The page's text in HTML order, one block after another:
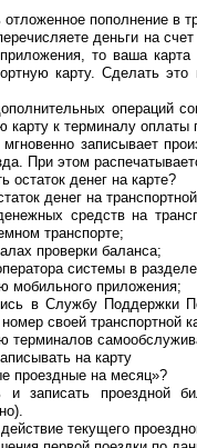
отложенное пополнение в
деньги на
то ваша
карту. Сделать
операций
карту к терминалу оплаты
записывает
При этом
остаток денег на карте?
денег на
средств на
транспорте;
проверки баланса;
системы в
мобильного приложения;
в Службу Поддержки
своей транспортной
на карту
проездные на месяц»?
и записать проездной
текущего